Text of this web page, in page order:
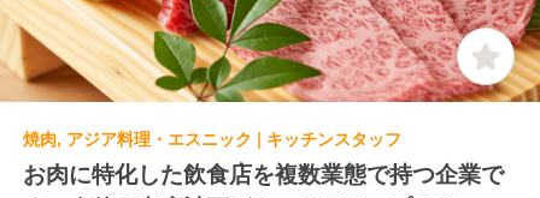
焼肉, アジア料理・エスニック | キッチンスタッフ
お肉に特化した飲食店を複数業態で持つ企業で